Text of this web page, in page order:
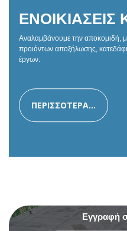
Αναλαμβάνουμε την αποκομιδή,
προιόντων αποξήλωσης,
έργων.
ΠΕΡΙΣΣΟΤΕΡΑ...
Εγγραφή